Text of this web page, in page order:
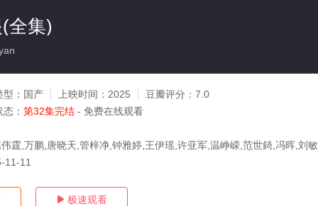
全集)
型： 国产 上映时间： 2025 豆瓣评分： 7.0
态： 第32集完结 - 免费在线观看
霆,万鹏,唐晓天,管梓净,钟雅婷,王伊瑶,许亚军,温峥嵘,范世錡,冯晖,刘敏
11-11
 极速观看